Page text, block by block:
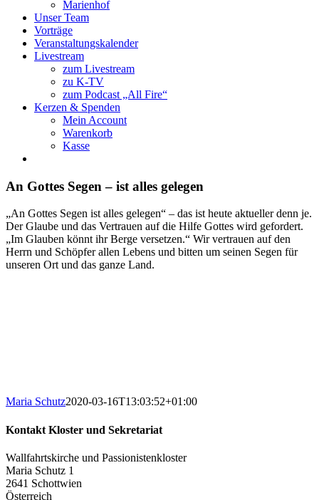
Marienhof
Unser Team
Vorträge
Veranstaltungskalender
Livestream
zum Livestream
zu K-TV
zum Podcast „All Fire“
Kerzen & Spenden
Mein Account
Warenkorb
Kasse
An Gottes Segen – ist alles gelegen
„An Gottes Segen ist alles gelegen“ – das ist heute aktueller denn je.
Der Glaube und das Vertrauen auf die Hilfe Gottes wird gefordert.
„Im Glauben könnt ihr Berge versetzen.“ Wir vertrauen auf den
Herrn und Schöpfer allen Lebens und bitten um seinen Segen für
unseren Ort und das ganze Land.
Maria Schutz2020-03-16T13:03:52+01:00
Kontakt Kloster und Sekretariat
Wallfahrtskirche und Passionistenkloster
Maria Schutz 1
2641 Schottwien
Österreich